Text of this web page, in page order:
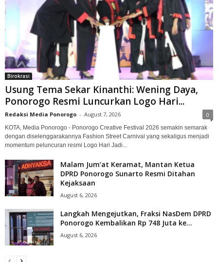
Birokrasi
Usung Tema Sekar Kinanthi: Wening Daya,
Ponorogo Resmi Luncurkan Logo Hari...
Redaksi Media Ponorogo - August 7, 2026 0
KOTA, Media Ponorogo - Ponorogo Creative Festival 2026 semakin semarak
dengan diselenggarakannya Fashion Street Carnival yang sekaligus menjadi
momentum peluncuran resmi Logo Hari Jadi...
Malam Jum’at Keramat, Mantan Ketua
DPRD Ponorogo Sunarto Resmi Ditahan
Kejaksaan
August 6, 2026
Langkah Mengejutkan, Fraksi NasDem DPRD
Ponorogo Kembalikan Rp 748 Juta ke...
August 6, 2026